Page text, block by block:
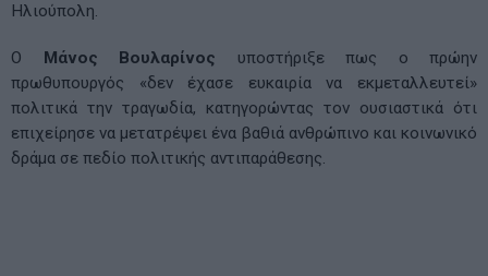
Ηλιούπολη.
Ο Μάνος Βουλαρίνος υποστήριξε πως ο πρώην
πρωθυπουργός «δεν έχασε ευκαιρία να εκμεταλλευτεί»
πολιτικά την τραγωδία, κατηγορώντας τον ουσιαστικά ότι
επιχείρησε να μετατρέψει ένα βαθιά ανθρώπινο και κοινωνικό
δράμα σε πεδίο πολιτικής αντιπαράθεσης.